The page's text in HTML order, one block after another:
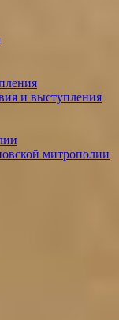
и выступления
митрополии